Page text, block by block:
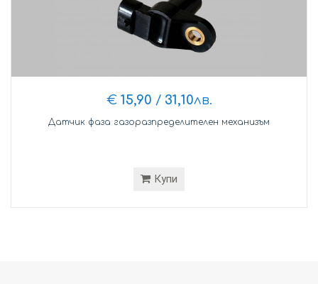
€ 15,90 / 31,10лв.
Датчик фаза газоразпределителен механизъм
Купи